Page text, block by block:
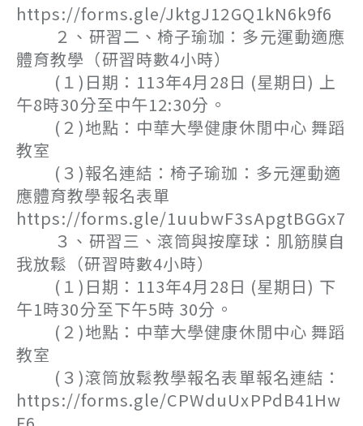
https://forms.gle/JktgJ12GQ1kN6k9f6
２、研習二、椅子瑜珈：多元運動適應
體育教學（研習時數4小時）
(１)日期：113年4月28日 (星期日) 上
午8時30分至中午12:30分。
(２)地點：中華大學健康休閒中心 舞蹈
教室
(３)報名連結：椅子瑜珈：多元運動適
應體育教學報名表單
https://forms.gle/1uubwF3sApgtBGGx7
３、研習三、滾筒與按摩球：肌筋膜自
我放鬆（研習時數4小時）
(１)日期：113年4月28日 (星期日) 下
午1時30分至下午5時 30分。
(２)地點：中華大學健康休閒中心 舞蹈
教室
(３)滾筒放鬆教學報名表單報名連結：
https://forms.gle/CPWduUxPPdB41Hw